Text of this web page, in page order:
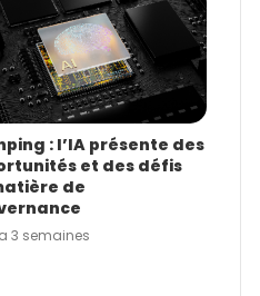
: l’IA présente des
et des défis
de
3 semaines